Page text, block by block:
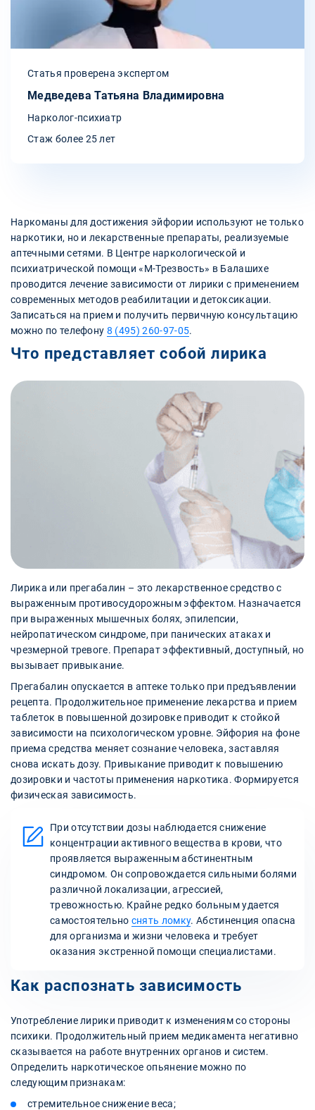
Статья проверена экспертом
Медведева Татьяна Владимировна
Нарколог-психиатр
Стаж более 25 лет
Наркоманы для достижения эйфории используют не только
наркотики, но и лекарственные препараты, реализуемые
аптечными сетями. В Центре наркологической и
психиатрической помощи «М-Трезвость» в Балашихе
проводится лечение зависимости от лирики с применением
современных методов реабилитации и детоксикации.
Записаться на прием и получить первичную консультацию
можно по телефону 8 (495) 260-97-05.
Что представляет собой лирика
Лирика или прегабалин – это лекарственное средство с
выраженным противосудорожным эффектом. Назначается
при выраженных мышечных болях, эпилепсии,
нейропатическом синдроме, при панических атаках и
чрезмерной тревоге. Препарат эффективный, доступный, но
вызывает привыкание.
Прегабалин опускается в аптеке только при предъявлении
рецепта. Продолжительное применение лекарства и прием
таблеток в повышенной дозировке приводит к стойкой
зависимости на психологическом уровне. Эйфория на фоне
приема средства меняет сознание человека, заставляя
снова искать дозу. Привыкание приводит к повышению
дозировки и частоты применения наркотика. Формируется
физическая зависимость.
При отсутствии дозы наблюдается снижение
концентрации активного вещества в крови, что
проявляется выраженным абстинентным
синдромом. Он сопровождается сильными болями
различной локализации, агрессией,
тревожностью. Крайне редко больным удается
самостоятельно снять ломку. Абстиненция опасна
для организма и жизни человека и требует
оказания экстренной помощи специалистами.
Как распознать зависимость
Употребление лирики приводит к изменениям со стороны
психики. Продолжительный прием медикамента негативно
сказывается на работе внутренних органов и систем.
Определить наркотическое опьянение можно по
следующим признакам:
стремительное снижение веса;